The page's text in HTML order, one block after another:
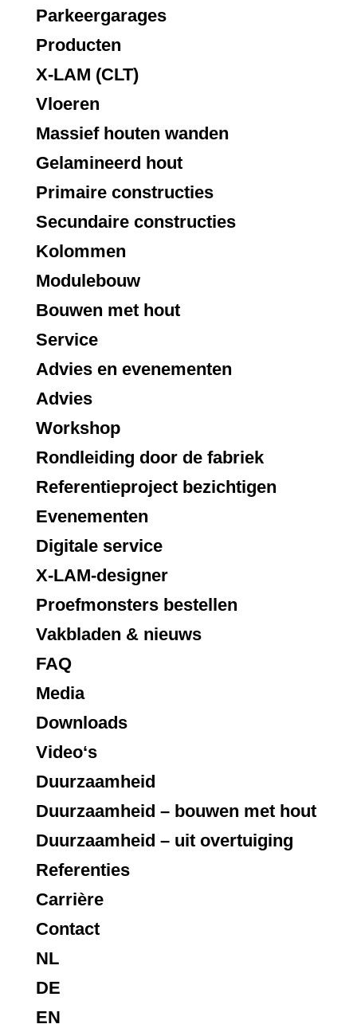
Parkeergarages
Producten
X-LAM (CLT)
Vloeren
Massief houten wanden
Gelamineerd hout
Primaire constructies
Secundaire constructies
Kolommen
Modulebouw
Bouwen met hout
Service
Advies en evenementen
Advies
Workshop
Rondleiding door de fabriek
Referentieproject bezichtigen
Evenementen
Digitale service
X-LAM-designer
Proefmonsters bestellen
Vakbladen & nieuws
FAQ
Media
Downloads
Video‘s
Duurzaamheid
Duurzaamheid – bouwen met hout
Duurzaamheid – uit overtuiging
Referenties
Carrière
Contact
NL
DE
EN